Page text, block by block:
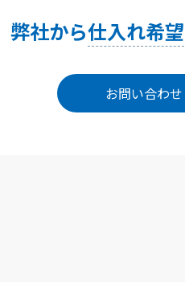
弊社から仕入れ希望
お問い合わせ